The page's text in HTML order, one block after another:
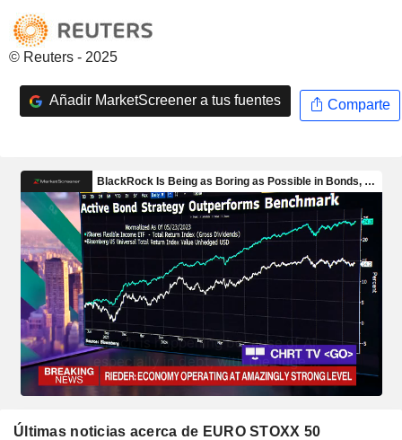
© Reuters - 2025
Añadir MarketScreener a tus fuentes Comparte
Últimas noticias acerca de EURO STOXX 50